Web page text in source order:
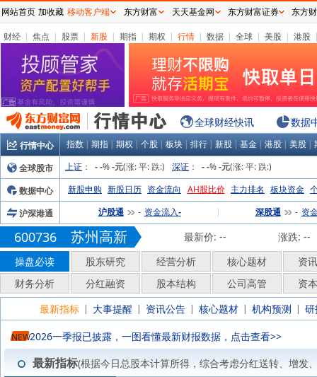
财经 | 焦点 | 股票 | 新股 | 期指 | 期权 | 行情 | 数据 | 全球 | 美股 | 港股
全球财经快讯 数据
行情中心 指数 | 期指 | 期权 | 个股 | 板块 | 排行 | 新股 | 基金 | 港股 | 美股 |
全球股市
上证 ： - -% -元(涨:平:跌:) 深证 ： - -% -元(涨:平:跌:)
数据中心
新股申购 新股日历 资金流向 AH股比价 主力排名 板块资金
沪深港通
沪股通 - 资金流入- | 深股通 - 资
600736 苏州高新 最新价: -- 涨跌: --
操盘必读
股东研究 经营分析 核心题材
资
财务分析
分红融资 股本结构 公司高管
资
最新指标 | 大事提醒 | 资讯公告 | 核心题材 | 机构预测 |
NEW2026一季报已披露，一图看懂最新财报数据，点击查看>>
最新指标(根据今日总股本计算所得，综合考虑分红送转、增发
网站首页 加收藏 移动客户端 东方财富 天天基金网 东方财富证券 东方